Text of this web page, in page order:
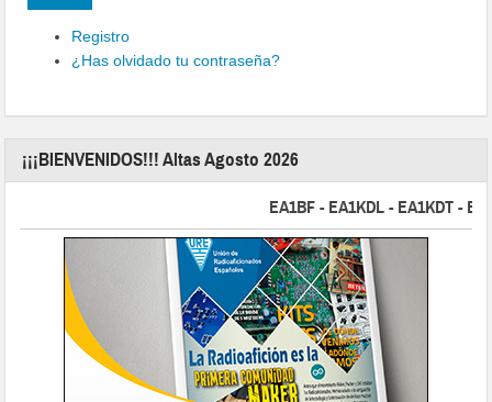
Registro
¿Has olvidado tu contraseña?
¡¡¡BIENVENIDOS!!! Altas Agosto 2026
EA1BF - EA1KDL - EA1KDT -